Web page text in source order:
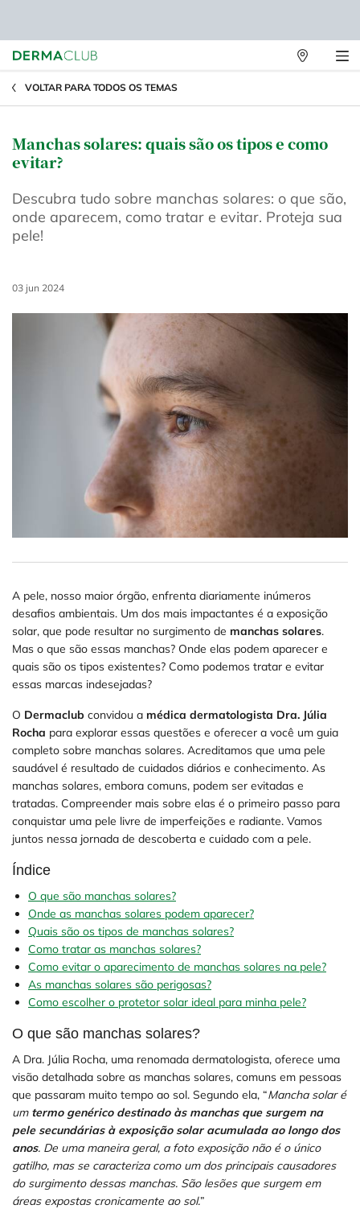
Lojas
VOLTAR PARA TODOS OS TEMAS
Manchas solares: quais são os tipos e como
evitar?
Descubra tudo sobre manchas solares: o que são,
onde aparecem, como tratar e evitar. Proteja sua
pele!
Creation Date:
03 jun 2024
Update Date:
A pele, nosso maior órgão, enfrenta diariamente inúmeros
desafios ambientais. Um dos mais impactantes é a exposição
solar, que pode resultar no surgimento de manchas solares.
Mas o que são essas manchas? Onde elas podem aparecer e
quais são os tipos existentes? Como podemos tratar e evitar
essas marcas indesejadas?
O Dermaclub convidou a médica dermatologista Dra. Júlia
Rocha para explorar essas questões e oferecer a você um guia
completo sobre manchas solares. Acreditamos que uma pele
saudável é resultado de cuidados diários e conhecimento. As
manchas solares, embora comuns, podem ser evitadas e
tratadas. Compreender mais sobre elas é o primeiro passo para
conquistar uma pele livre de imperfeições e radiante. Vamos
juntos nessa jornada de descoberta e cuidado com a pele.
Índice
O que são manchas solares?
Onde as manchas solares podem aparecer?
Quais são os tipos de manchas solares?
Como tratar as manchas solares?
Como evitar o aparecimento de manchas solares na pele?
As manchas solares são perigosas?
Como escolher o protetor solar ideal para minha pele?
O que são manchas solares?
A Dra. Júlia Rocha, uma renomada dermatologista, oferece uma
visão detalhada sobre as manchas solares, comuns em pessoas
que passaram muito tempo ao sol. Segundo ela, “Mancha solar é
um termo genérico destinado às manchas que surgem na
pele secundárias à exposição solar acumulada ao longo dos
anos. De uma maneira geral, a foto exposição não é o único
gatilho, mas se caracteriza como um dos principais causadores
do surgimento dessas manchas. São lesões que surgem em
áreas expostas cronicamente ao sol.”